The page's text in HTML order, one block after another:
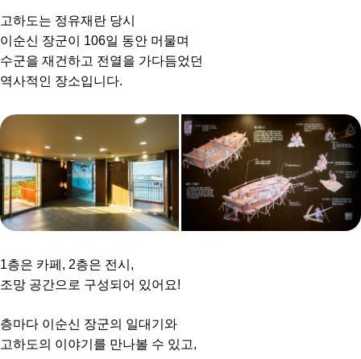
고하도는 정유재란 당시
이순신 장군이 106일 동안 머물며
수군을 재건하고 전열을 가다듬었던
역사적인 장소입니다.
1층은 카페, 2층은 전시,
조망 공간으로 구성되어 있어요!
층마다 이순신 장군의 일대기와
고하도의 이야기를 만나볼 수 있고,